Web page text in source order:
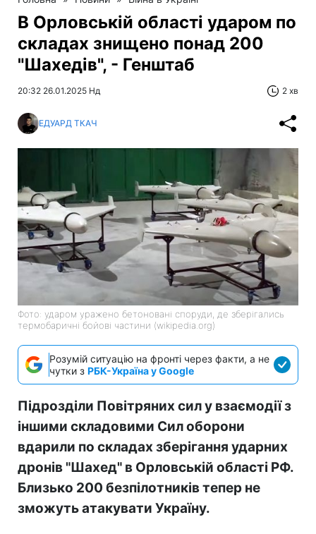
В Орловській області ударом по
складах знищено понад 200
"Шахедів", - Генштаб
20:32 26.01.2025 Нд 2 хв
ЕДУАРД ТКАЧ
Фото: ударом уражено бетоновані споруди, де зберігались
термобаричні бойові частини (wikipedia.org)
Розумій ситуацію на фронті через факти, а не
чутки з РБК-Україна у Google
Підрозділи Повітряних сил у взаємодії з
іншими складовими Сил оборони
вдарили по складах зберігання ударних
дронів "Шахед" в Орловській області РФ.
Близько 200 безпілотників тепер не
зможуть атакувати Україну.